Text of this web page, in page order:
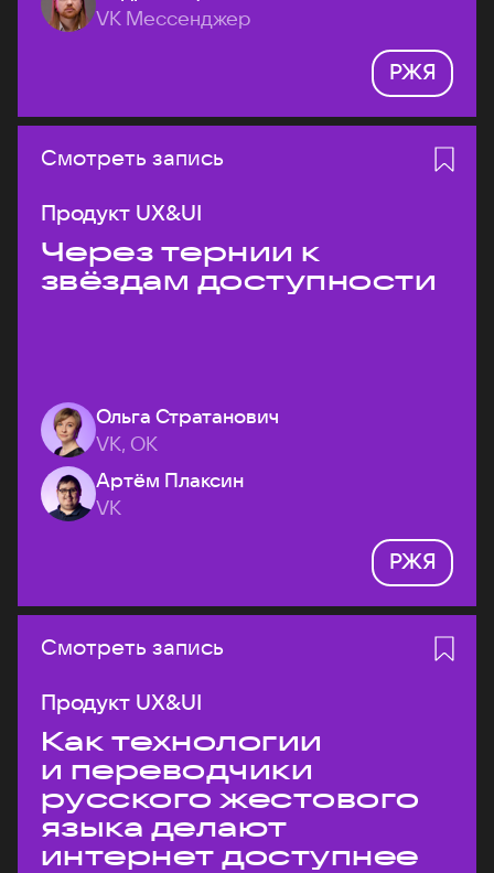
VK Мессенджер
РЖЯ
Смотреть запись
Продукт UX&UI
Через тернии к
звёздам доступности
Ольга Стратанович
VK, ОК
Артём Плаксин
VK
РЖЯ
Смотреть запись
Продукт UX&UI
Как технологии
и переводчики
русского жестового
языка делают
интернет доступнее